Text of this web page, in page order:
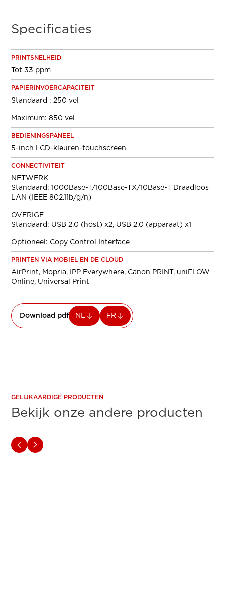
Specificaties
PRINTSNELHEID
Tot 33 ppm
PAPIERINVOERCAPACITEIT
Standaard : 250 vel
Maximum: 850 vel
BEDIENINGSPANEEL
5-inch LCD-kleuren-touchscreen
CONNECTIVITEIT
NETWERK
Standaard: 1000Base-T/100Base-TX/10Base-T Draadloos
LAN (IEEE 802.11b/g/n)
OVERIGE
Standaard: USB 2.0 (host) x2, USB 2.0 (apparaat) x1
Optioneel: Copy Control Interface
PRINTEN VIA MOBIEL EN DE CLOUD
AirPrint, Mopria, IPP Everywhere, Canon PRINT, uniFLOW
Online, Universal Print
Download pdf NL FR
GELIJKAARDIGE PRODUCTEN
Bekijk onze andere producten